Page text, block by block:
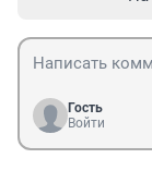
Гость
Войти